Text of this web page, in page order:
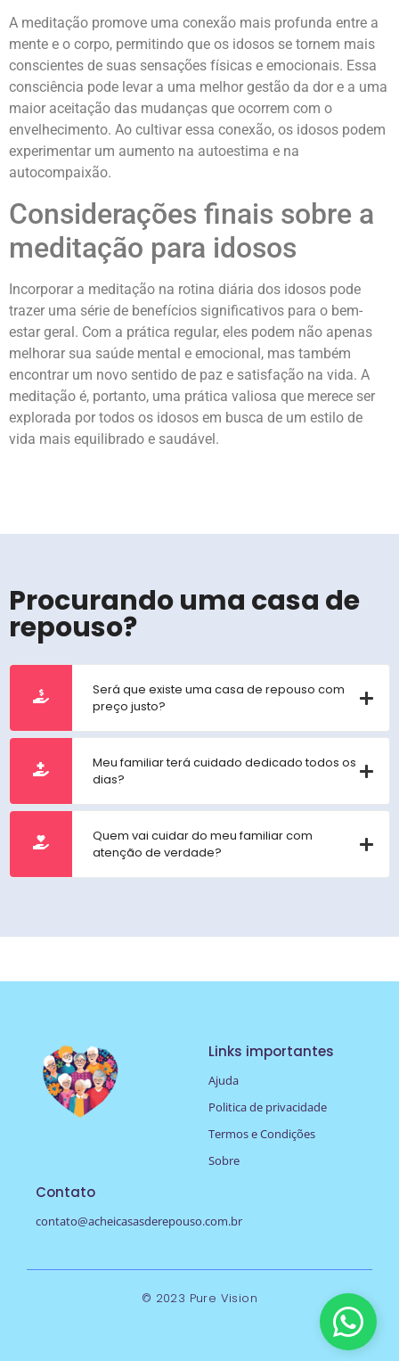
A meditação promove uma conexão mais profunda entre a
mente e o corpo, permitindo que os idosos se tornem mais
conscientes de suas sensações físicas e emocionais. Essa
consciência pode levar a uma melhor gestão da dor e a uma
maior aceitação das mudanças que ocorrem com o
envelhecimento. Ao cultivar essa conexão, os idosos podem
experimentar um aumento na autoestima e na
autocompaixão.
Considerações finais sobre a
meditação para idosos
Incorporar a meditação na rotina diária dos idosos pode
trazer uma série de benefícios significativos para o bem-
estar geral. Com a prática regular, eles podem não apenas
melhorar sua saúde mental e emocional, mas também
encontrar um novo sentido de paz e satisfação na vida. A
meditação é, portanto, uma prática valiosa que merece ser
explorada por todos os idosos em busca de um estilo de
vida mais equilibrado e saudável.
Procurando uma casa de
repouso?
Será que existe uma casa de repouso com
preço justo?
Meu familiar terá cuidado dedicado todos os
dias?
Quem vai cuidar do meu familiar com
atenção de verdade?
Links importantes
Ajuda
Politica de privacidade
Termos e Condições
Sobre
Contato
contato@acheicasasderepouso.com.br
© 2023 Pure Vision